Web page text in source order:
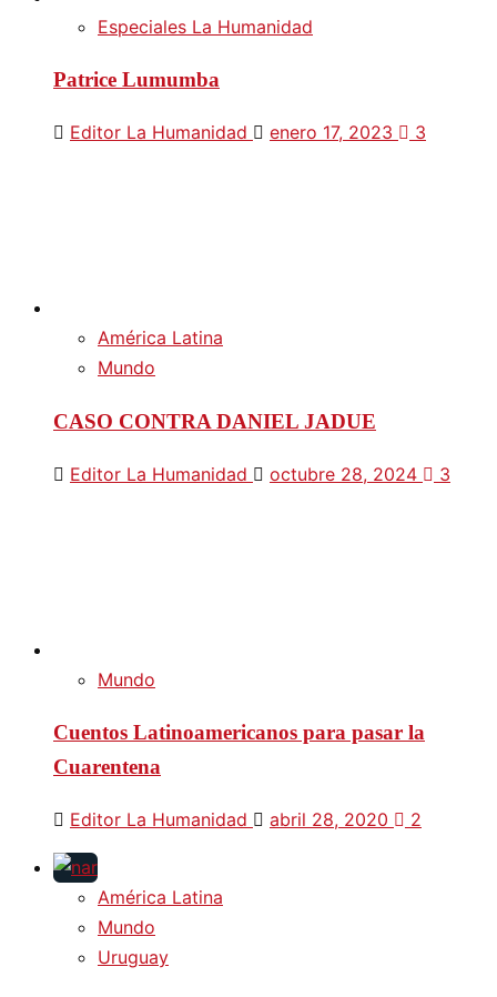
Especiales La Humanidad
Patrice Lumumba
Editor La Humanidad enero 17, 2023 3
América Latina
Mundo
CASO CONTRA DANIEL JADUE
Editor La Humanidad octubre 28, 2024 3
Mundo
Cuentos Latinoamericanos para pasar la
Cuarentena
Editor La Humanidad abril 28, 2020 2
América Latina
Mundo
Uruguay